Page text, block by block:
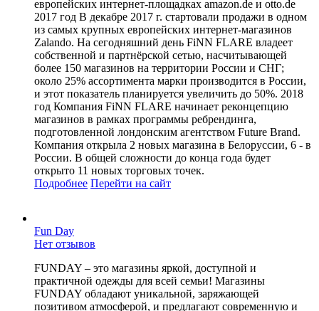
европейских интернет-площадках amazon.de и otto.de
2017 год В декабре 2017 г. стартовали продажи в одном
из самых крупных европейских интернет-магазинов
Zalando. На сегодняшний день FiNN FLARE владеет
собственной и партнёрской сетью, насчитывающей
более 150 магазинов на территории России и СНГ;
около 25% ассортимента марки производится в России,
и этот показатель планируется увеличить до 50%. 2018
год Компания FiNN FLARE начинает реконцепцию
магазинов в рамках программы ребрендинга,
подготовленной лондонским агентством Future Brand.
Компания открыла 2 новых магазина в Белоруссии, 6 - в
России. В общей сложности до конца года будет
открыто 11 новых торговых точек.
Подробнее Перейти на сайт
Fun Day
Нет отзывов
FUNDAY – это магазины яркой, доступной и
практичной одежды для всей семьи! Магазины
FUNDAY обладают уникальной, заряжающей
позитивом атмосферой, и предлагают современную и